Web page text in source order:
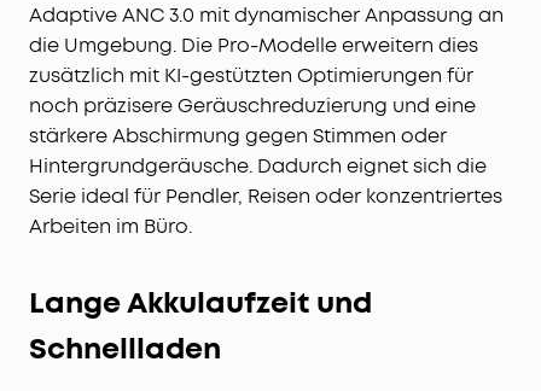
Adaptive ANC 3.0 mit dynamischer Anpassung an
die Umgebung. Die Pro-Modelle erweitern dies
zusätzlich mit KI-gestützten Optimierungen für
noch präzisere Geräuschreduzierung und eine
stärkere Abschirmung gegen Stimmen oder
Hintergrundgeräusche. Dadurch eignet sich die
Serie ideal für Pendler, Reisen oder konzentriertes
Arbeiten im Büro.
Lange Akkulaufzeit und
Schnellladen